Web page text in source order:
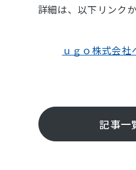
詳細は、以下リンク
ｕｇｏ株式会
記事一